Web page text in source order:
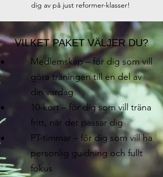
dig av på just reformer-klasser! ​​
VILKET PAKET VÄLJER DU?
Medlemskap – för dig som vill
göra träningen till en del av
din vardag
10-kort – för dig som vill träna
fritt, när det passar dig
PT-timmar – för dig som vill ha
personlig guidning och fullt
fokus